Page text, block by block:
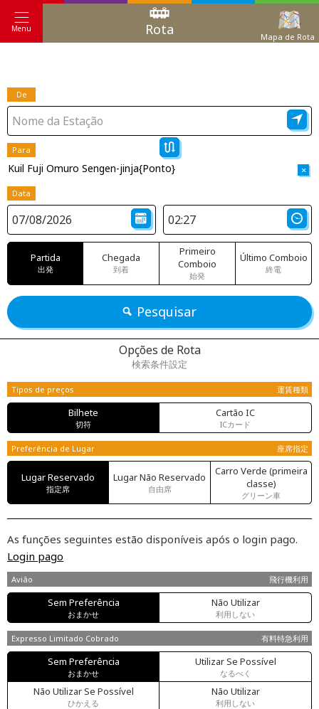
Menu Rota Mapa de Rota
De
Para
Kuil Fuji Omuro Sengen-jinja{Ponto} ×
Data
Partida
出発
Chegada
到着
Primeiro
Comboio
始発
Último Comboio
終電
Pesquisar
Opções de Rota
検索条件設定
Tipos de preços 運賃種類
Bilhete
切符
Cartão IC
ICカード
Preferência de Lugar 座席指定
Lugar Reservado
指定席
Lugar Não Reservado
自由席
Carro Verde (primeira
classe)
グリーン車
As funções seguintes estão disponíveis após o login pago.
Login pago
Avião 飛行機利用
Sem Preferência
おまかせ
Não Utilizar
利用しない
Expresso Limitado Cobrado 有料特急利用
Sem Preferência
おまかせ
Utilizar Se Possível
なるべく
Não Utilizar Se Possível
ひかえる
Não Utilizar
利用しない